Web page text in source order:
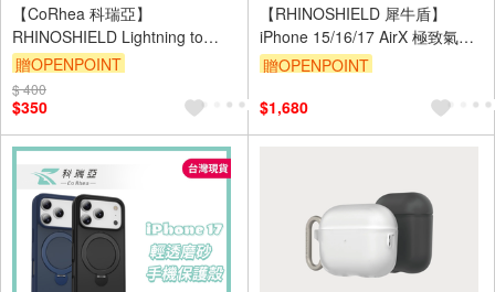
【CoRhea 科瑞亞】
RHINOSHIELD Lightning to
USB-C for 1M-白色一般款充電
傳輸線
贈OPENPOINT
$ 400
$350
【RHINOSHIELD 犀牛盾】
iPhone 15/16/17 AirX 極致氣墊
緩衝手機殼-本質黑/流變灰
贈OPENPOINT
$1,680